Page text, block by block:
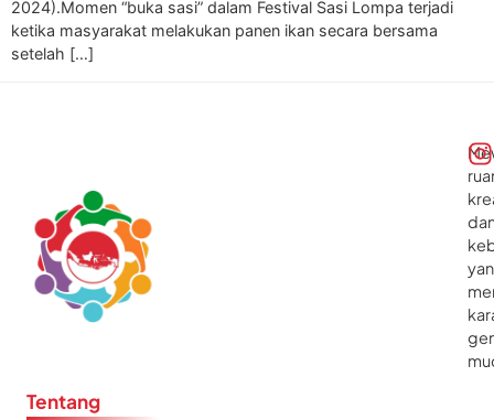
2024).Momen “buka sasi” dalam Festival Sasi Lompa terjadi
ketika masyarakat melakukan panen ikan secara bersama
setelah […]
Tentang